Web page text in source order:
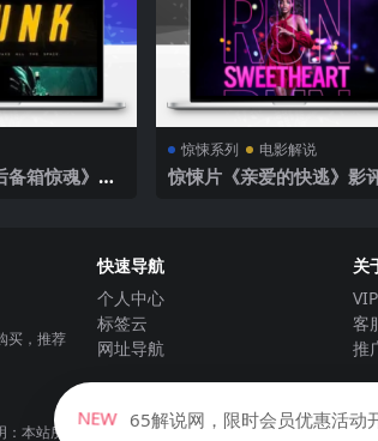
备箱惊魂》解
惊悚系列 电影解说
惊悚片《亲爱的快逃》影
买，推荐
快速导航
个人中心
标签云
网址导航
关
客
推
Copyright © 2021-202265解说
：本站所有内容来源于互联网及个人投稿。如果本站发
NEW 65解说网，限时会员优惠活动